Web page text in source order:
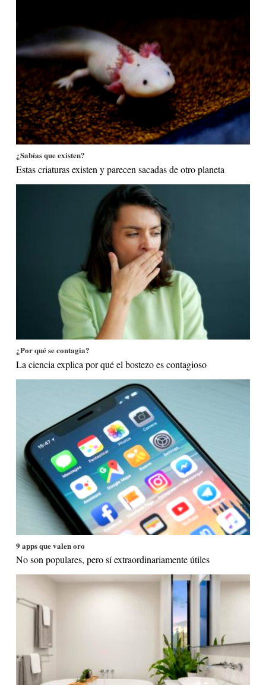
¿Sabías que existen?
Estas criaturas existen y parecen sacadas de otro planeta
¿Por qué se contagia?
La ciencia explica por qué el bostezo es contagioso
9 apps que valen oro
No son populares, pero sí extraordinariamente útiles